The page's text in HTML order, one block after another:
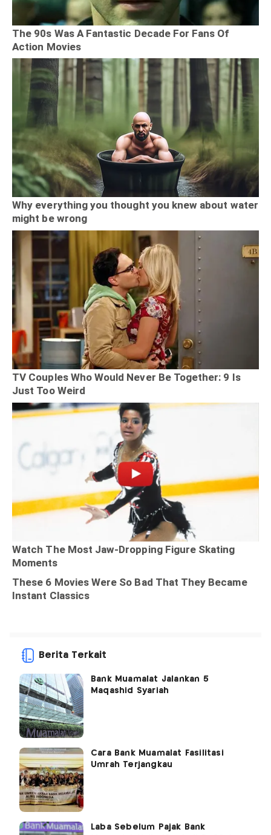
Berita Terkait
Bank Muamalat Jalankan 5
Maqashid Syariah
Cara Bank Muamalat Fasilitasi
Umrah Terjangkau
Laba Sebelum Pajak Bank